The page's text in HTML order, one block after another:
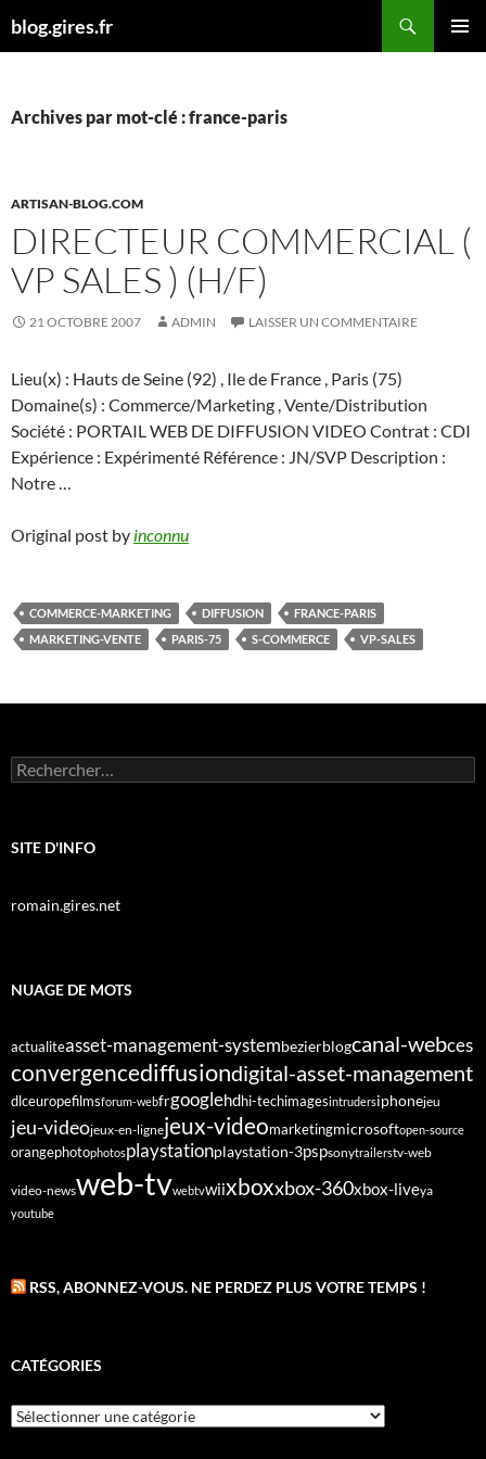
aublog.gires.fr
Archives par mot-clé : france-paris
ARTISAN-BLOG.COM
DIRECTEUR COMMERCIAL (
VP SALES ) (H/F)
21 OCTOBRE 2007 ADMIN LAISSER UN COMMENTAIRE
Lieu(x) : Hauts de Seine (92) , Ile de France , Paris (75)
Domaine(s) : Commerce/Marketing , Vente/Distribution
Société : PORTAIL WEB DE DIFFUSION VIDEO Contrat : CDI
Expérience : Expérimenté Référence : JN/SVP Description :
Notre …
Original post by inconnu
COMMERCE-MARKETING DIFFUSION
FRANCE-PARIS
MARKETING-VENTE
PARIS-75 S-COMMERCE VP-SALES
Rechercher :
SITE D'INFO
romain.gires.net
NUAGE DE MOTS
actualiteasset-management-systembezierblogcanal-webces
convergencediffusiondigital-asset-management
dlceuropefilmsforum-webfrgooglehdhi-techimagesintrudersiphonejeu
jeu-videojeux-en-lignejeux-videomarketingmicrosoftopen-source
orangephotophotosplaystationplaystation-3pspsonytrailerstv-web
video-newsweb-tvwebtvwiixboxxbox-360xbox-liveya
youtube
RSS, ABONNEZ-VOUS. NE PERDEZ PLUS VOTRE TEMPS !
CATÉGORIES
Catégories